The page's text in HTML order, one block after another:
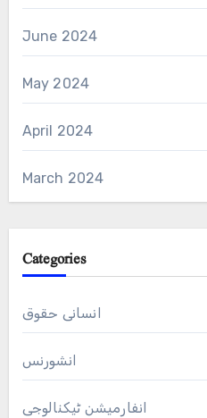
June 2024
May 2024
April 2024
March 2024
Categories
انسانی حقوق
انشورنس
انفارمیشن ٹیکنالوجی